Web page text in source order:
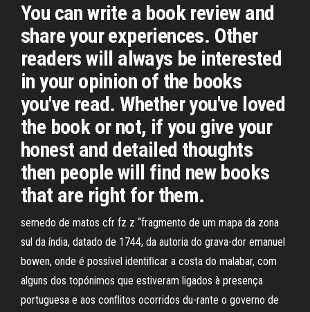
You can write a book review and
share your experiences. Other
readers will always be interested
in your opinion of the books
you've read. Whether you've loved
the book or not, if you give your
honest and detailed thoughts
then people will find new books
that are right for them.
semedo de matos cfr fz z “fragmento de um mapa da zona
sul da índia, datado de 1744, da autoria do grava-dor emanuel
bowen, onde é possível identiﬁcar a costa do malabar, com
alguns dos topónimos que estiveram ligados à presença
portuguesa e aos conﬂitos ocorridos du-rante o governo de